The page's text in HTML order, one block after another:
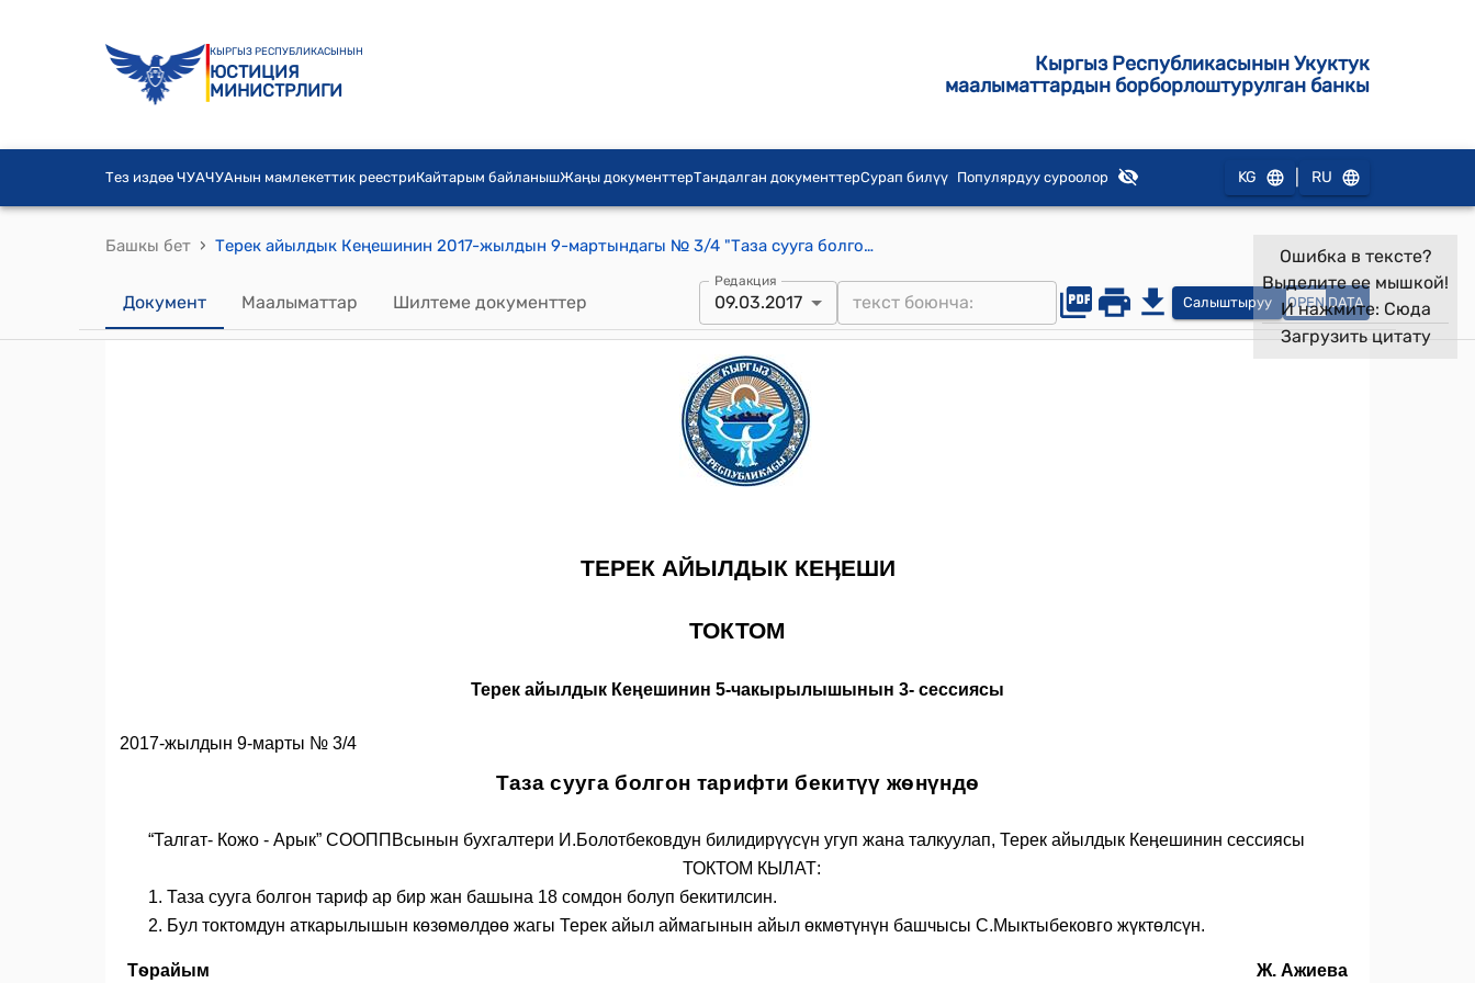
КЫРГЫЗ РЕСПУБЛИКАСЫНЫН
ЮСТИЦИЯ
МИНИСТРЛИГИ
Кыргыз Республикасынын Укуктук
маалыматтардын борборлоштурулган банкы
Тез издөө ЧУАЧУАнын мамлекеттик реестриКайтарым байланышЖаңы документтерТандалган документтерСурап билүү Популярдуу суроолор KG RU
Башкы бет › Терек айылдык Кеңешинин 2017-жылдын 9-мартындагы № 3/4 "Таза сууга болгон тарифти бекитүү жѳнүндѳ" токтому
Документ Маалыматтар Шилтеме документтер
Редакция
09.03.2017 Салыштыруу OPEN DATA
Ошибка в тексте?
Выделите ее мышкой!
И нажмите: Сюда
Загрузить цитату